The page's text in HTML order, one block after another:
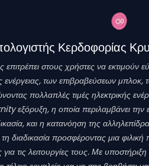
Κερδοφορίας
στους χρήστες να εκτιμούν
των επιβραβεύσεων
πολλαπλές τιμές ηλεκτρικής
εξόρυξη, η οποία περιλαμβάνει
και η κατανόηση της
διαδικασία προσφέροντας μια
τις λειτουργίες τους. Με